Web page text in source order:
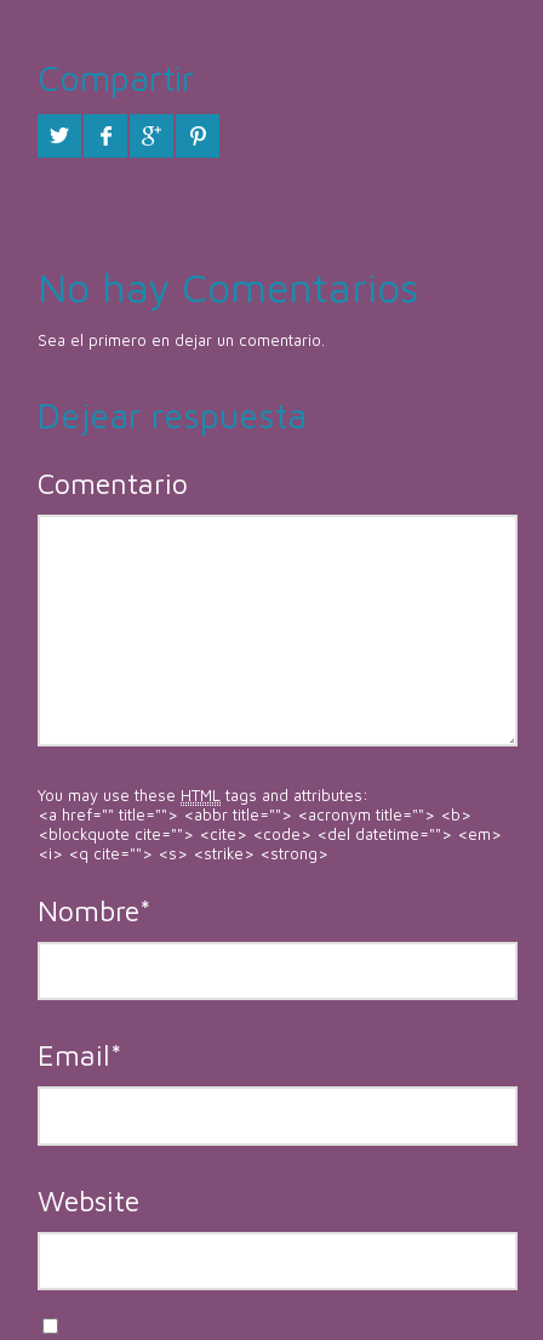
Compartir
No hay Comentarios
Sea el primero en dejar un comentario.
Dejear respuesta
Comentario
You may use these HTML tags and attributes:
<a href="" title=""> <abbr title=""> <acronym title=""> <b>
<blockquote cite=""> <cite> <code> <del datetime=""> <em>
<i> <q cite=""> <s> <strike> <strong>
Nombre*
Email*
Website